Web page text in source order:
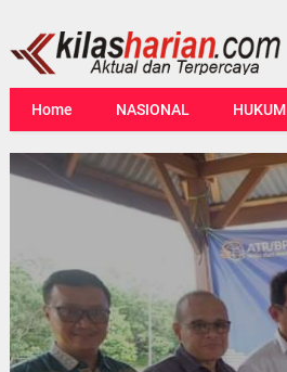
Home NASIONAL HUKUM